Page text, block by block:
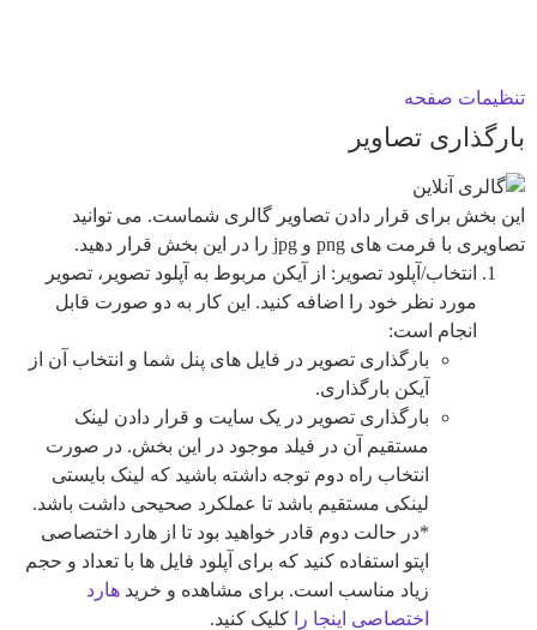
تنظیمات صفحه
بارگذاری تصاویر
این بخش برای قرار دادن تصاویر گالری شماست. می توانید
تصاویری با فرمت های png و jpg را در این بخش قرار دهید.
انتخاب/آپلود تصویر: از آیکن مربوط به آپلود تصویر، تصویر
مورد نظر خود را اضافه کنید. این کار به دو صورت قابل
انجام است:
بارگذاری تصویر در فایل های پنل شما و انتخاب آن از
آیکن بارگذاری.
بارگذاری تصویر در یک سایت و قرار دادن لینک
مستقیم آن در فیلد موجود در این بخش. در صورت
انتخاب راه دوم توجه داشته باشید که لینک بایستی
لینکی مستقیم باشد تا عملکرد صحیحی داشت باشد.
*در حالت دوم قادر خواهید بود تا از هارد اختصاصی
اپتو استفاده کنید که برای آپلود فایل ها با تعداد و حجم
زیاد مناسب است. برای مشاهده و خرید هارد
اختصاصی اینجا را
کلیک کنید.